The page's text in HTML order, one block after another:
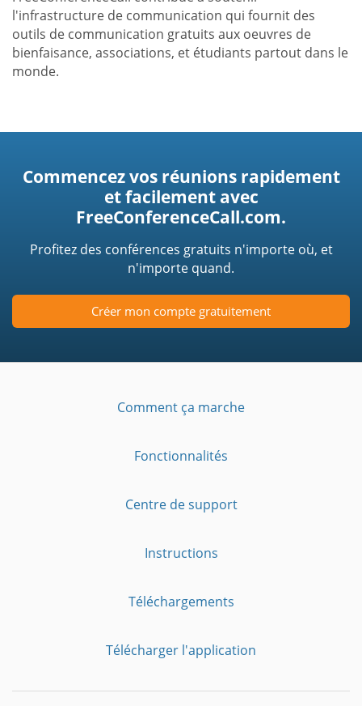
l'infrastructure de communication qui fournit des
outils de communication gratuits aux oeuvres de
bienfaisance, associations, et étudiants partout dans le
monde.
Commencez vos réunions rapidement
et facilement avec
FreeConferenceCall.com.
Profitez des conférences gratuits n'importe où, et
n'importe quand.
Créer mon compte gratuitement
Comment ça marche
Fonctionnalités
Centre de support
Instructions
Téléchargements
Télécharger l'application